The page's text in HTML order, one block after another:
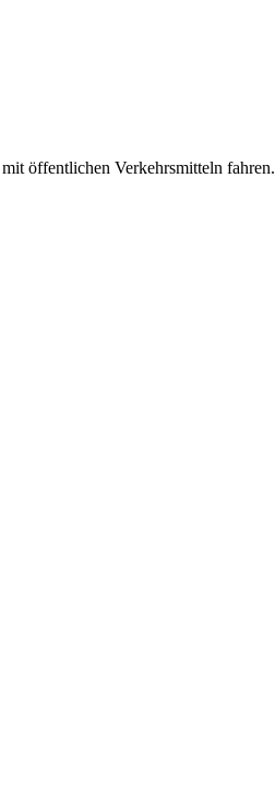
öffentlichen Verkehrsmitteln fahren.